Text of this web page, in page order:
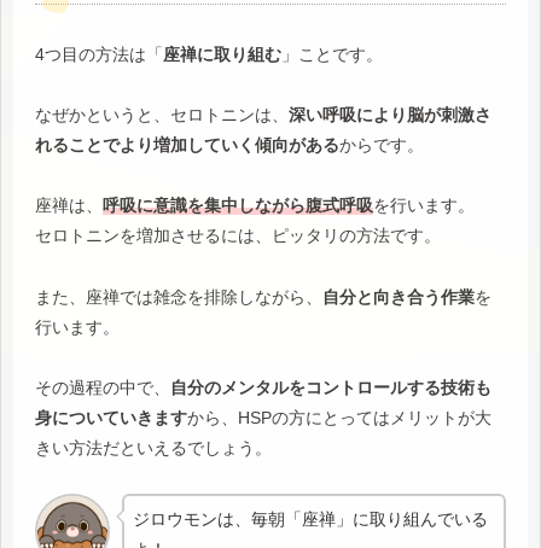
4つ目の方法は「座禅に取り組む 」ことです。
なぜかというと、セロトニンは、 深い呼吸により脳が刺激さ
れることでより増加していく傾向があるからです。
座禅は、 呼吸に意識を集中しながら腹式呼吸を行います。
セロトニンを増加させるには、ピッタリの方法です。
また、座禅では雑念を排除しながら、 自分と向き合う作業を
行います。
その過程の中で、
自分のメンタルをコントロールする技術も
身についていきますから、HSPの方にとってはメリットが大
きい方法だといえるでしょう。
ジロウモンは、毎朝「座禅」に取り組んでいる